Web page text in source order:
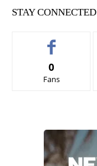
STAY CONNECTED
0
Fans